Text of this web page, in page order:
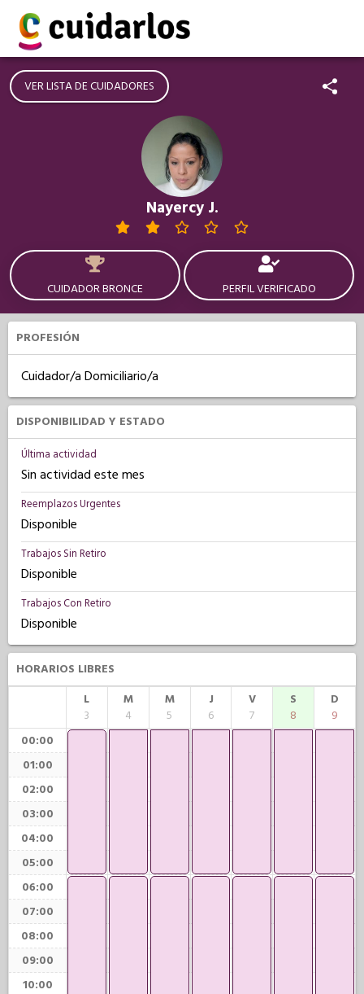
VER LISTA DE CUIDADORES
Nayercy J.
CUIDADOR BRONCE PERFIL VERIFICADO
PROFESIÓN
Cuidador/a Domiciliario/a
DISPONIBILIDAD Y ESTADO
Última actividad
Sin actividad este mes
Reemplazos Urgentes
Disponible
Trabajos Sin Retiro
Disponible
Trabajos Con Retiro
Disponible
HORARIOS LIBRES
L
3
M
4
M
5
J
6
V
7
S
8
D
9
00:00
01:00
02:00
03:00
04:00
05:00
06:00
07:00
08:00
09:00
10:00